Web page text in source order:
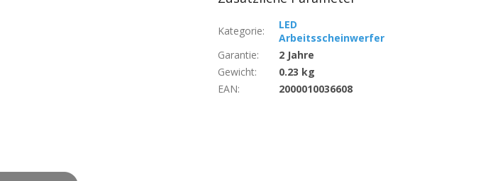
Kategorie:
LED
Arbeitsscheinwerfer
Garantie:
2 Jahre
Gewicht:
0.23 kg
EAN: 2000010036608